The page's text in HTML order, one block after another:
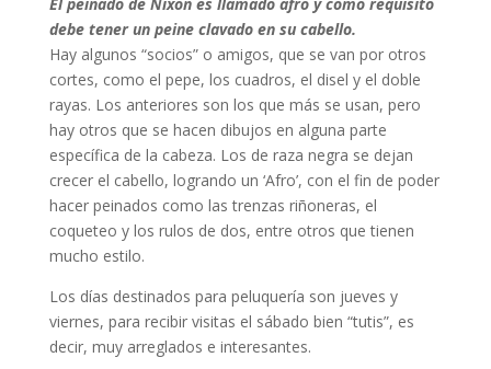
debe tener un peine clavado en su cabello.
Hay algunos “socios” o amigos, que se van por otros
cortes, como el pepe, los cuadros, el disel y el doble
rayas. Los anteriores son los que más se usan, pero
hay otros que se hacen dibujos en alguna parte
específica de la cabeza. Los de raza negra se dejan
crecer el cabello, logrando un ‘Afro’, con el fin de poder
hacer peinados como las trenzas riñoneras, el
coqueteo y los rulos de dos, entre otros que tienen
mucho estilo.
Los días destinados para peluquería son jueves y
viernes, para recibir visitas el sábado bien “tutis”, es
decir, muy arreglados e interesantes.